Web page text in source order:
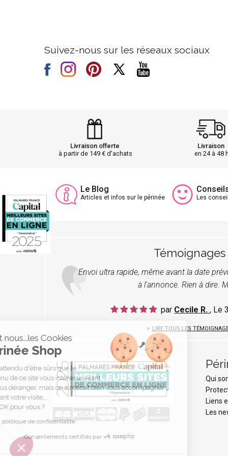
Suivez-nous sur les réseaux sociaux
Livraison offerte
à partir de 149 € d'achats
Livraison
en 24 à 48
Le Blog
Articles et infos sur le périnée Les
Témoignages
Envoi ultra rapide, même avant la date
à l'annonce. Rien à dire.
par Cecile R. , Le
LIRE TOUS LES
Qui
Liens
Les
C'est nous...les Cookies
Périnée Shop
On a attendu d'être sûrs que le
contenu de ce site vous intéresse avant
de vous déranger, mais on aimerait bien vous accompagner
pendant votre visite...
C'est OK pour vous ?
Lire la politique de confidentialité
Consentements certifiés par